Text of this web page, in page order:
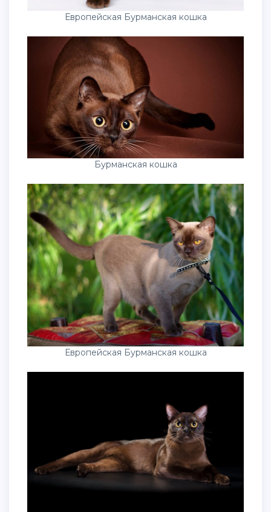
Европейская Бурманская кошка
Бурманская кошка
Европейская Бурманская кошка